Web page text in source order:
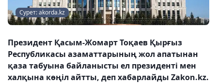
Сурет: akorda.kz
Президент Қасым-Жомарт Тоқаев Қырғыз
Республикасы азаматтарының жол апатынан
қаза табуына байланысты ел президенті мен
халқына көңіл айтты, деп хабарлайды Zakon.kz.